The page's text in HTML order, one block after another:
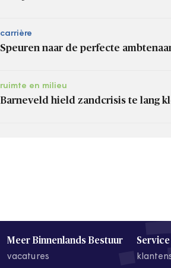
carrière
Speuren naar de perfecte
ruimte en milieu
Barneveld hield zandcrisis te lang
Meer Binnenlands Bestuur
vacatures